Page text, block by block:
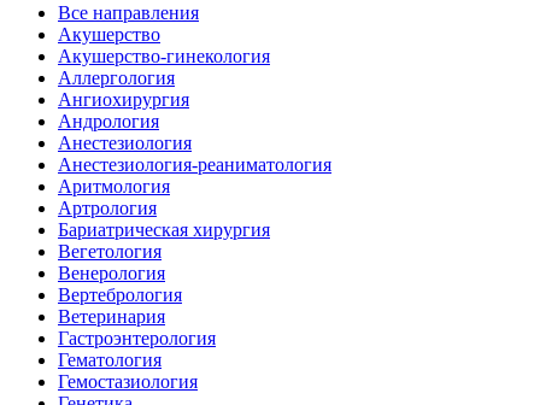
Все направления
Акушерство
Акушерство-гинекология
Аллергология
Ангиохирургия
Андрология
Анестезиология
Анестезиология-реаниматология
Аритмология
Артрология
Бариатрическая хирургия
Вегетология
Венерология
Вертебрология
Ветеринария
Гастроэнтерология
Гематология
Гемостазиология